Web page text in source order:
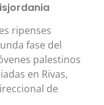
ripenses
fase del
palestinos
en Rivas,
de